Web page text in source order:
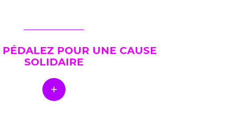
POUR UNE CAUSE
SOLIDAIRE